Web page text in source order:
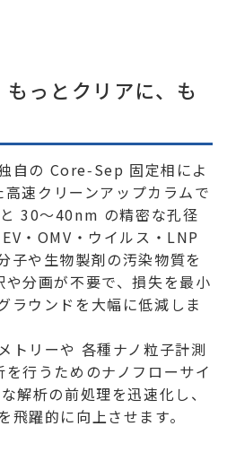
っとクリアに、も
自の Core‑Sep 固定相によ
速クリーンアップカラムで
30〜40nm の精密な孔径
・OMV・ウイルス・LNP
子や生物製剤の汚染物質を
分画が不要で、損失を最小
ラウンドを大幅に低減しま
トリーや 各種ナノ粒子計測
行うためのナノフローサイ
解析の前処理を迅速化し、
飛躍的に向上させます。